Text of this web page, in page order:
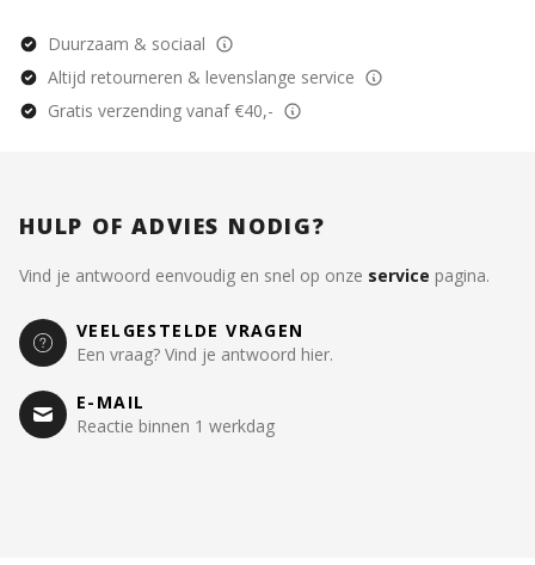
Duurzaam & sociaal
Altijd retourneren & levenslange service
Gratis verzending vanaf €40,-
HULP OF ADVIES NODIG?
Vind je antwoord eenvoudig en snel op onze service pagina.
VEELGESTELDE VRAGEN
Een vraag? Vind je antwoord hier.
E-MAIL
Reactie binnen 1 werkdag